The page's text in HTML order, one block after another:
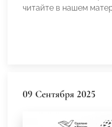
читайте в нашем
09 Сентября 2025